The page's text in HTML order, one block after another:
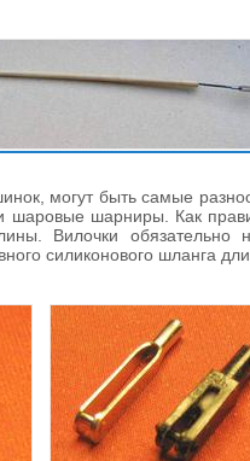
могут быть самые
шарниры. Как
Вилочки обязательно
силиконового шланга